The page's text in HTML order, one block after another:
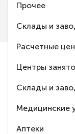
Прочее
Склады и
Расчетные
Центры
Склады и
Медицинские
Аптеки